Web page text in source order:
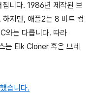
니다. 1986년 제작된 브
지만, 애플2는 8 비트 컴
와는 다릅니다. 따라
는 Elk Cloner 혹은 브레
습니다.